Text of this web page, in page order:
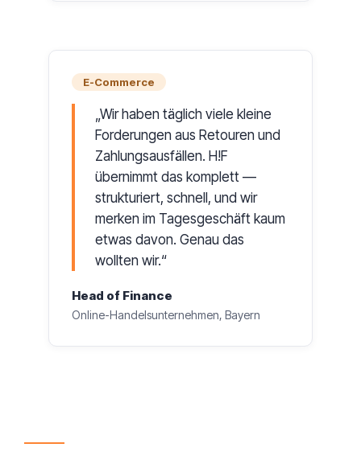
E-Commerce
Wir haben täglich viele kleine
Forderungen aus Retouren und
Zahlungsausfällen. H!F
übernimmt das komplett —
strukturiert, schnell, und wir
merken im Tagesgeschäft kaum
etwas davon. Genau das
wollten wir.
Head of Finance
Online-Handelsunternehmen, Bayern